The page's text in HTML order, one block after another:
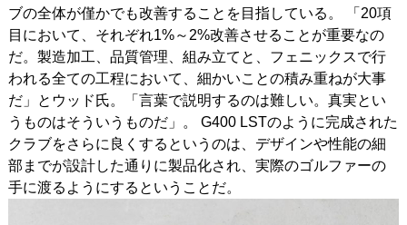
ブの全体が僅かでも改善することを目指している。 「20項
目において、それぞれ1%～2%改善させることが重要なの
だ。製造加工、品質管理、組み立てと、フェニックスで行
われる全ての工程において、細かいことの積み重ねが大事
だ」とウッド氏。「言葉で説明するのは難しい。真実とい
うものはそういうものだ」。 G400 LSTのように完成された
クラブをさらに良くするというのは、デザインや性能の細
部までが設計した通りに製品化され、実際のゴルファーの
手に渡るようにするということだ。